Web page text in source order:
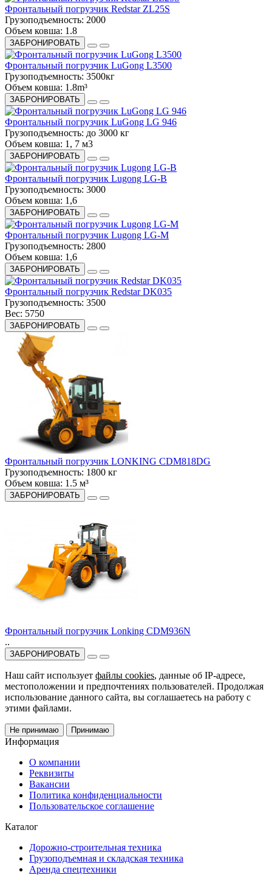
Фронтальный погрузчик Redstar ZL25S
Грузоподъемность: 2000
Объем ковша: 1.8
ЗАБРОНИРОВАТЬ
Фронтальный погрузчик LuGong L3500
Грузоподъемность: 3500кг
Объем ковша: 1.8m³
ЗАБРОНИРОВАТЬ
Фронтальный погрузчик LuGong LG 946
Грузоподъемность: до 3000 кг
Объем ковша: 1, 7 м3
ЗАБРОНИРОВАТЬ
Фронтальный погрузчик Lugong LG-B
Грузоподъемность: 3000
Объем ковша: 1,6
ЗАБРОНИРОВАТЬ
Фронтальный погрузчик Lugong LG-M
Грузоподъемность: 2800
Объем ковша: 1,6
ЗАБРОНИРОВАТЬ
Фронтальный погрузчик Redstar DK035
Грузоподъемность: 3500
Вес: 5750
ЗАБРОНИРОВАТЬ
Фронтальный погрузчик LONKING CDM818DG
Грузоподъемность: 1800 кг
Объем ковша: 1.5 м³
ЗАБРОНИРОВАТЬ
Фронтальный погрузчик Lonking CDM936N
..
ЗАБРОНИРОВАТЬ
Наш сайт использует файлы cookies, данные об IP-адресе,
местоположении и предпочтениях пользователей. Продолжая
использование данного сайта, вы соглашаетесь на работу с
этими файлами.
Не принимаю Принимаю
Информация
О компании
Реквизиты
Вакансии
Политика конфиденциальности
Пользовательское соглашение
Каталог
Дорожно-строительная техника
Грузоподъемная и складская техника
Аренда спецтехники